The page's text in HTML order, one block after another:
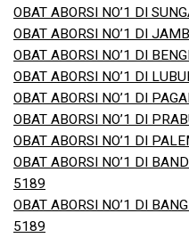
OBAT ABORSI NO’1 DI
OBAT ABORSI NO’1 DI
OBAT ABORSI NO’1 DI
OBAT ABORSI NO’1 DI
OBAT ABORSI NO’1 DI
OBAT ABORSI NO’1 DI
OBAT ABORSI NO’1 DI
OBAT ABORSI NO’1 DI
5189
OBAT ABORSI NO’1 DI
5189